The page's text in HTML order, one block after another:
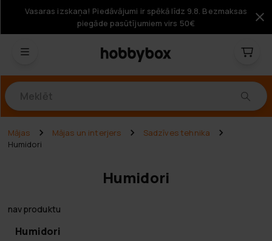
Vasaras izskaņa! Piedāvājumi ir spēkā līdz 9.8. Bezmaksas
piegāde pasūtījumiem virs 50€
Mājas Mājas un interjers
Sadzīves tehnika
Humidori
Humidori
nav produktu
Humidori